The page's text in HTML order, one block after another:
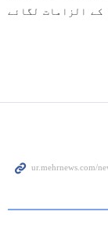
الزامات لگائے